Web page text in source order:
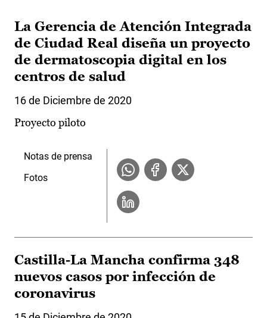
La Gerencia de Atención Integrada
de Ciudad Real diseña un proyecto
de dermatoscopia digital en los
centros de salud
16 de Diciembre de 2020
Proyecto piloto
Notas de prensa
Fotos
Castilla-La Mancha confirma 348
nuevos casos por infección de
coronavirus